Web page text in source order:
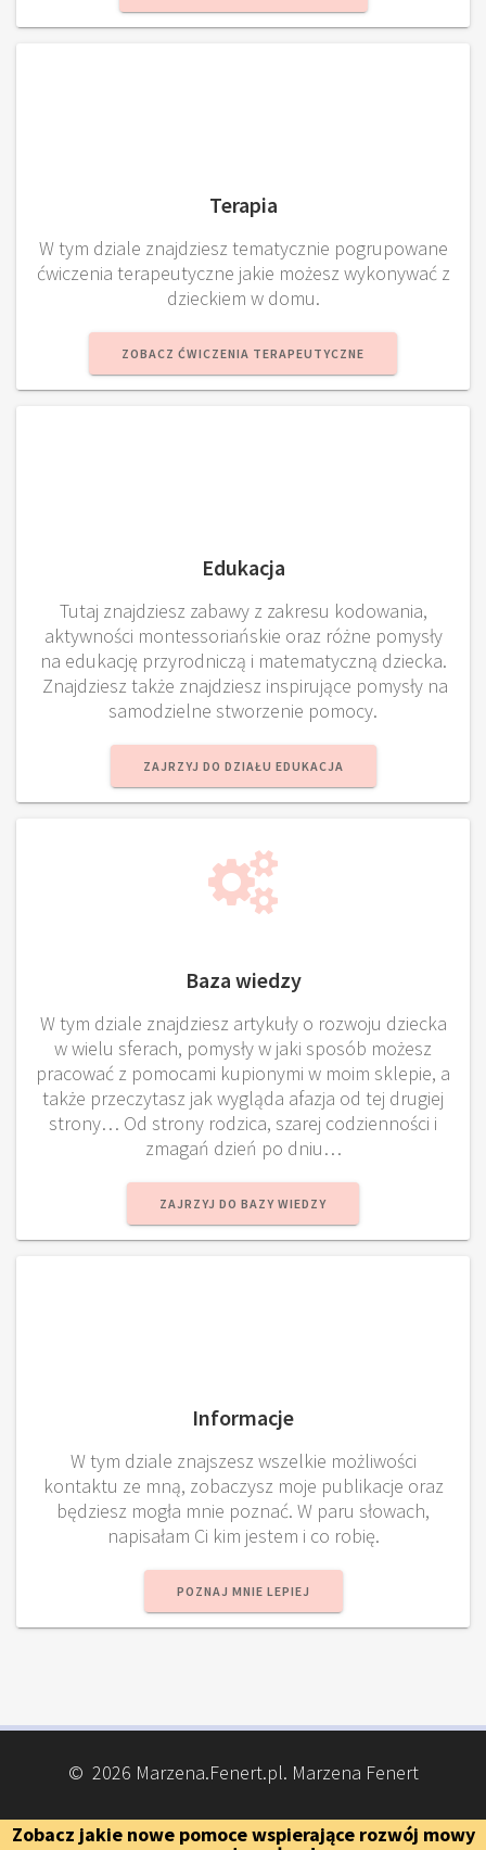
Terapia
W tym dziale znajdziesz tematycznie pogrupowane
ćwiczenia terapeutyczne jakie możesz wykonywać z
dzieckiem w domu.
ZOBACZ ĆWICZENIA TERAPEUTYCZNE
Edukacja
Tutaj znajdziesz zabawy z zakresu kodowania,
aktywności montessoriańskie oraz różne pomysły
na edukację przyrodniczą i matematyczną dziecka.
Znajdziesz także znajdziesz inspirujące pomysły na
samodzielne stworzenie pomocy.
ZAJRZYJ DO DZIAŁU EDUKACJA
Baza wiedzy
W tym dziale znajdziesz artykuły o rozwoju dziecka
w wielu sferach, pomysły w jaki sposób możesz
pracować z pomocami kupionymi w moim sklepie, a
także przeczytasz jak wygląda afazja od tej drugiej
strony… Od strony rodzica, szarej codzienności i
zmagań dzień po dniu…
ZAJRZYJ DO BAZY WIEDZY
Informacje
W tym dziale znajszesz wszelkie możliwości
kontaktu ze mną, zobaczysz moje publikacje oraz
będziesz mogła mnie poznać. W paru słowach,
napisałam Ci kim jestem i co robię.
POZNAJ MNIE LEPIEJ
© 2026 Marzena.Fenert.pl. Marzena Fenert
Zobacz jakie nowe pomoce wspierające rozwój mowy